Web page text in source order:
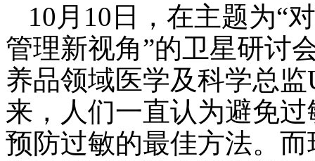
10月10日，在主题为“
管理新视角”的卫星研讨
养品领域医学及科学总
来，人们一直认为避免
预防过敏的最佳方法。